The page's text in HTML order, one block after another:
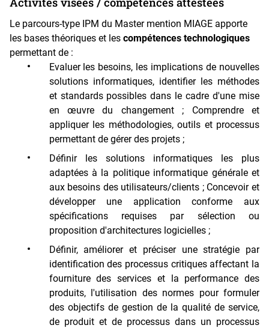
Le parcours-type IPM du Master mention MIAGE apporte
les bases théoriques et les compétences technologiques
permettant de :
Evaluer les besoins, les implications de nouvelles
solutions informatiques, identifier les méthodes
et standards possibles dans le cadre d'une mise
en œuvre du changement ; Comprendre et
appliquer les méthodologies, outils et processus
permettant de gérer des projets ;
Définir les solutions informatiques les plus
adaptées à la politique informatique générale et
aux besoins des utilisateurs/clients ; Concevoir et
développer une application conforme aux
spécifications requises par sélection ou
proposition d'architectures logicielles ;
Définir, améliorer et préciser une stratégie par
identification des processus critiques affectant la
fourniture des services et la performance des
produits, l'utilisation des normes pour formuler
des objectifs de gestion de la qualité de service,
de produit et de processus dans un processus